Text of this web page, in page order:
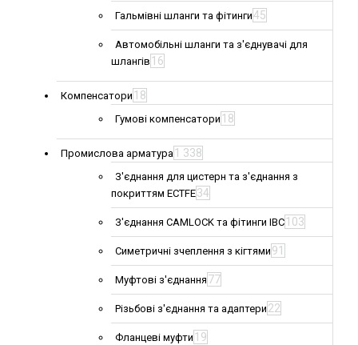
Гальмівні шланги та фітинги45
Автомобільні шланги та з'єднувачі для
шлангів 16
Компенсатори 18
Гумові компенсатори 18
Промислова арматура 1 338
З'єднання для цистерн та з'єднання з
покриттям ECTFE34
З'єднання CAMLOCK та фітинги IBC 103
Симетричні зчеплення з кігтями 91
Муфтові з'єднання 77
Різьбові з'єднання та адаптери 22
Фланцеві муфти 19